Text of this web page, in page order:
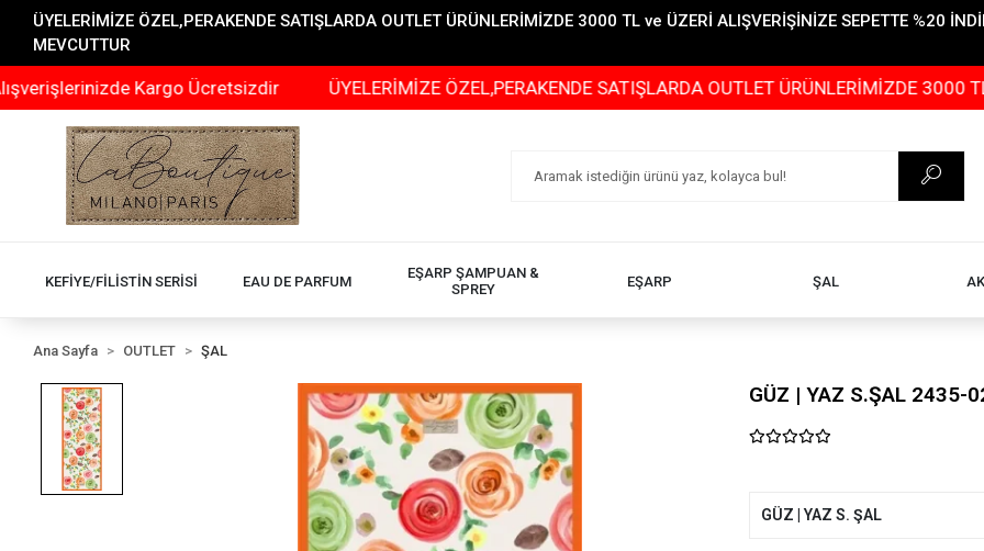
ÜYELERİMİZE ÖZEL,PERAKENDE SATIŞLARDA OUTLET ÜRÜNLERİMİZDE 3000 TL ve ÜZERİ ALIŞVERİŞİNİZE SEPETTE %20
MEVCUTTUR
Kargo Ücretsizdir ÜYELERİMİZE ÖZEL,PERAKENDE SATIŞLARDA OUTLET ÜRÜNLERİMİZDE 3000 TL ve
KEFİYE/FİLİSTİN SERİSİ EAU DE PARFUM
EŞARP ŞAMPUAN &
SPREY
EŞARP ŞAL
Ana Sayfa OUTLET ŞAL
GÜZ | YAZ S.ŞAL 2435-
GÜZ | YAZ S. ŞAL